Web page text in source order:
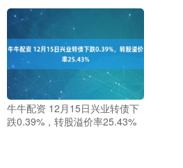
牛牛配资 12月15日兴业转债下
跌0.39%，转股溢价率25.43%